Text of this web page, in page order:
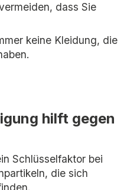
dass Sie
keine Kleidung, die
hilft gegen
Schlüsselfaktor bei
die sich